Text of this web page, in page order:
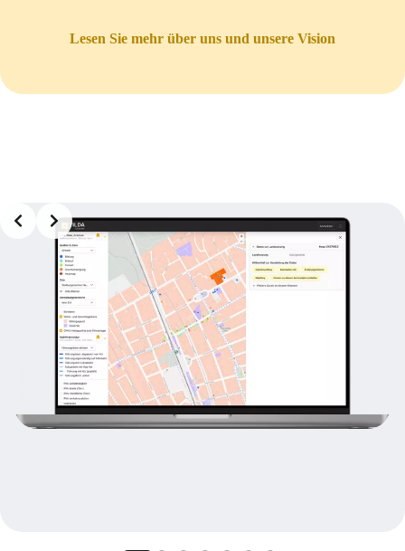
Lesen Sie mehr über uns und unsere Vision